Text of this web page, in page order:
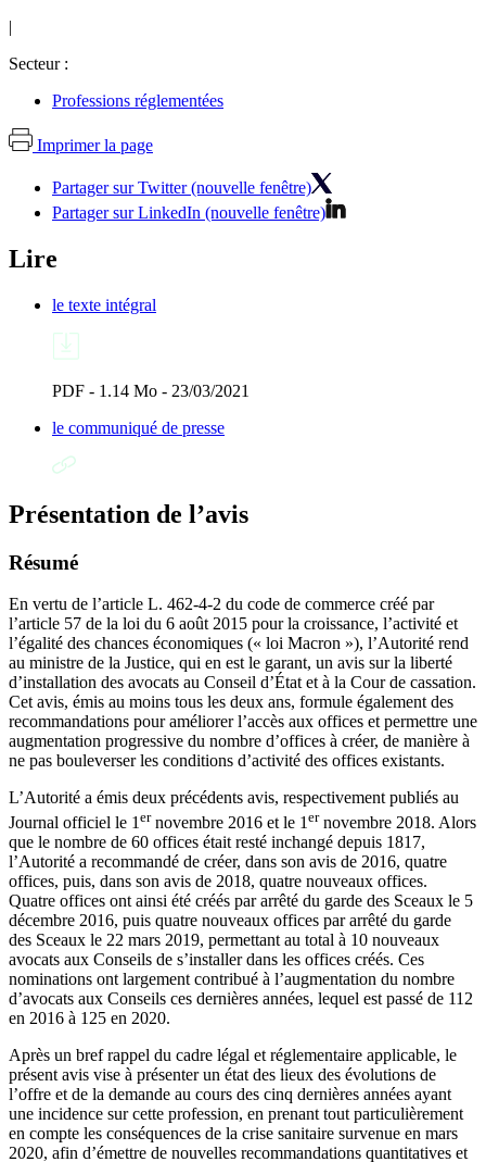
|
Secteur :
Professions réglementées
Imprimer la page
Partager sur Twitter (nouvelle fenêtre)
Partager sur LinkedIn (nouvelle fenêtre)
Lire
le texte intégral
PDF - 1.14 Mo - 23/03/2021
le communiqué de presse
Présentation de l’avis
Résumé
En vertu de l’article L. 462-4-2 du code de commerce créé par
l’article 57 de la loi du 6 août 2015 pour la croissance, l’activité et
l’égalité des chances économiques (« loi Macron »), l’Autorité rend
au ministre de la Justice, qui en est le garant, un avis sur la liberté
d’installation des avocats au Conseil d’État et à la Cour de cassation.
Cet avis, émis au moins tous les deux ans, formule également des
recommandations pour améliorer l’accès aux offices et permettre une
augmentation progressive du nombre d’offices à créer, de manière à
ne pas bouleverser les conditions d’activité des offices existants.
L’Autorité a émis deux précédents avis, respectivement publiés au
Journal officiel le 1 ernovembre 2016 et le 1 ernovembre 2018. Alors
que le nombre de 60 offices était resté inchangé depuis 1817,
l’Autorité a recommandé de créer, dans son avis de 2016, quatre
offices, puis, dans son avis de 2018, quatre nouveaux offices.
Quatre offices ont ainsi été créés par arrêté du garde des Sceaux le 5
décembre 2016, puis quatre nouveaux offices par arrêté du garde
des Sceaux le 22 mars 2019, permettant au total à 10 nouveaux
avocats aux Conseils de s’installer dans les offices créés. Ces
nominations ont largement contribué à l’augmentation du nombre
d’avocats aux Conseils ces dernières années, lequel est passé de 112
en 2016 à 125 en 2020.
Après un bref rappel du cadre légal et réglementaire applicable, le
présent avis vise à présenter un état des lieux des évolutions de
l’offre et de la demande au cours des cinq dernières années ayant
une incidence sur cette profession, en prenant tout particulièrement
en compte les conséquences de la crise sanitaire survenue en mars
2020, afin d’émettre de nouvelles recommandations quantitatives et